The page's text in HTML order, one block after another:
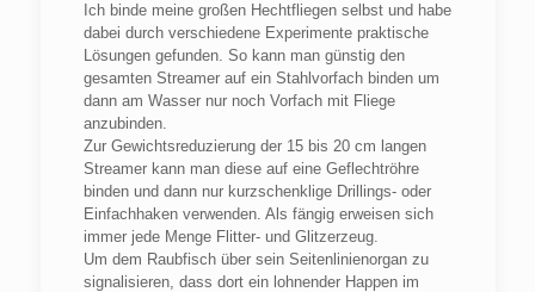
Ich binde meine großen Hechtfliegen selbst und habe
dabei durch verschiedene Experimente praktische
Lösungen gefunden. So kann man günstig den
gesamten Streamer auf ein Stahlvorfach binden um
dann am Wasser nur noch Vorfach mit Fliege
anzubinden.
Zur Gewichtsreduzierung der 15 bis 20 cm langen
Streamer kann man diese auf eine Geflechtröhre
binden und dann nur kurzschenklige Drillings- oder
Einfachhaken verwenden. Als fängig erweisen sich
immer jede Menge Flitter- und Glitzerzeug.
Um dem Raubfisch über sein Seitenlinienorgan zu
signalisieren, dass dort ein lohnender Happen im